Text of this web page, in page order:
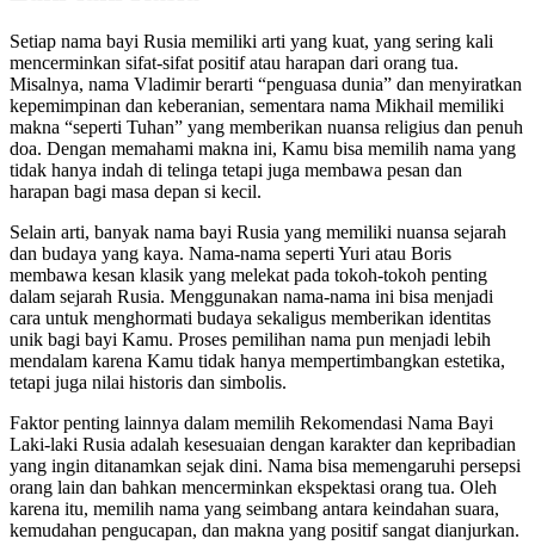
Setiap nama bayi Rusia memiliki arti yang kuat, yang sering kali
mencerminkan sifat-sifat positif atau harapan dari orang tua.
Misalnya, nama Vladimir berarti “penguasa dunia” dan menyiratkan
kepemimpinan dan keberanian, sementara nama Mikhail memiliki
makna “seperti Tuhan” yang memberikan nuansa religius dan penuh
doa. Dengan memahami makna ini, Kamu bisa memilih nama yang
tidak hanya indah di telinga tetapi juga membawa pesan dan
harapan bagi masa depan si kecil.
Selain arti, banyak nama bayi Rusia yang memiliki nuansa sejarah
dan budaya yang kaya. Nama-nama seperti Yuri atau Boris
membawa kesan klasik yang melekat pada tokoh-tokoh penting
dalam sejarah Rusia. Menggunakan nama-nama ini bisa menjadi
cara untuk menghormati budaya sekaligus memberikan identitas
unik bagi bayi Kamu. Proses pemilihan nama pun menjadi lebih
mendalam karena Kamu tidak hanya mempertimbangkan estetika,
tetapi juga nilai historis dan simbolis.
Faktor penting lainnya dalam memilih Rekomendasi Nama Bayi
Laki-laki Rusia adalah kesesuaian dengan karakter dan kepribadian
yang ingin ditanamkan sejak dini. Nama bisa memengaruhi persepsi
orang lain dan bahkan mencerminkan ekspektasi orang tua. Oleh
karena itu, memilih nama yang seimbang antara keindahan suara,
kemudahan pengucapan, dan makna yang positif sangat dianjurkan.